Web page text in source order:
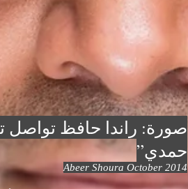
صورة: راندا حافظ تواصل
حمدي”
Abeer Shoura October 2014